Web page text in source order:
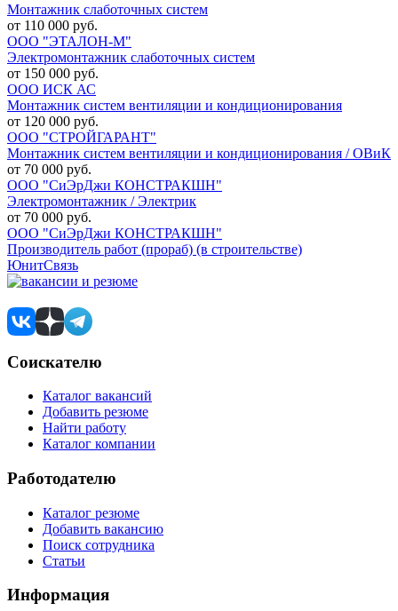
Монтажник слаботочных систем
от 110 000 руб.
ООО "ЭТАЛОН-М"
Электромонтажник слаботочных систем
от 150 000 руб.
ООО ИСК АС
Монтажник систем вентиляции и кондиционирования
от 120 000 руб.
ООО "СТРОЙГАРАНТ"
Монтажник систем вентиляции и кондиционирования / ОВиК
от 70 000 руб.
ООО "СиЭрДжи КОНСТРАКШН"
Электромонтажник / Электрик
от 70 000 руб.
ООО "СиЭрДжи КОНСТРАКШН"
Производитель работ (прораб) (в строительстве)
ЮнитСвязь
Соискателю
Каталог вакансий
Добавить резюме
Найти работу
Каталог компании
Работодателю
Каталог резюме
Добавить вакансию
Поиск сотрудника
Статьи
Информация